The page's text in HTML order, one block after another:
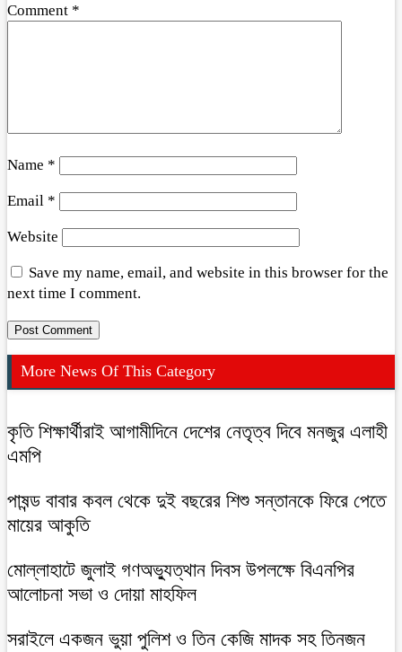
Comment *
Name *
Email *
Website
Save my name, email, and website in this browser for the
next time I comment.
More News Of This Category
কৃতি শিক্ষার্থীরাই আগামীদিনে দেশের নেতৃত্ব দিবে মনজুর এলাহী
এমপি
পাষন্ড বাবার কবল থেকে দুই বছরের শিশু সন্তানকে ফিরে পেতে
মায়ের আকুতি
মোল্লাহাটে জুলাই গণঅভ্যুত্থান দিবস উপলক্ষে বিএনপির
আলোচনা সভা ও দোয়া মাহফিল
সরাইলে একজন ভুয়া পুলিশ ও তিন কেজি মাদক সহ তিনজন